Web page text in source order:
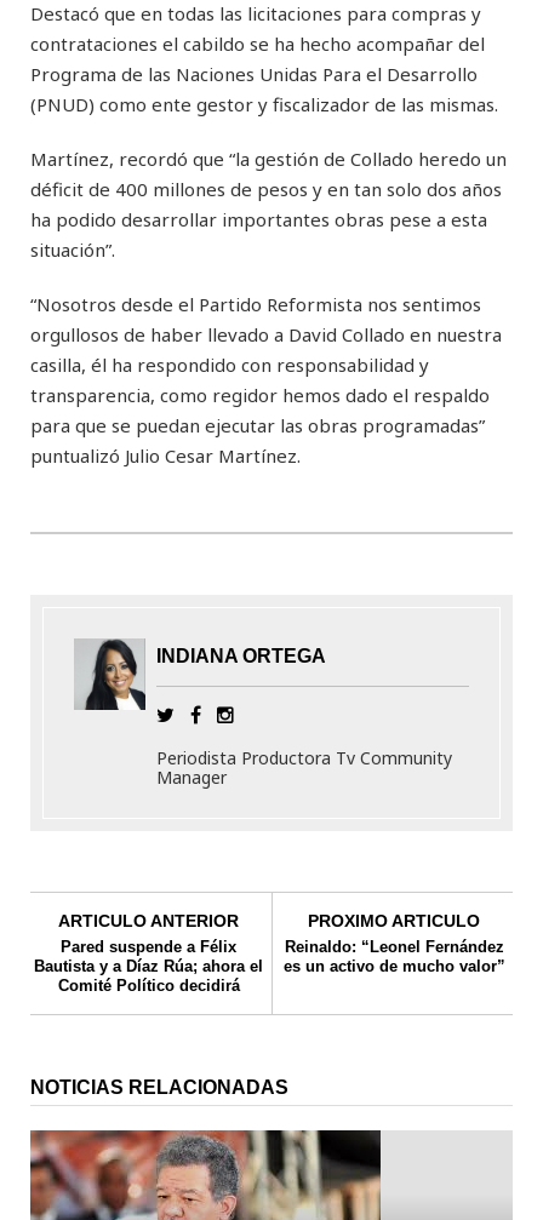
Destacó que en todas las licitaciones para compras y
contrataciones el cabildo se ha hecho acompañar del
Programa de las Naciones Unidas Para el Desarrollo
(PNUD) como ente gestor y fiscalizador de las mismas.
Martínez, recordó que “la gestión de Collado heredo un
déficit de 400 millones de pesos y en tan solo dos años
ha podido desarrollar importantes obras pese a esta
situación”.
“Nosotros desde el Partido Reformista nos sentimos
orgullosos de haber llevado a David Collado en nuestra
casilla, él ha respondido con responsabilidad y
transparencia, como regidor hemos dado el respaldo
para que se puedan ejecutar las obras programadas”
puntualizó Julio Cesar Martínez.
INDIANA ORTEGA
Periodista Productora Tv Community
Manager
ARTICULO ANTERIOR
Pared suspende a Félix
Bautista y a Díaz Rúa; ahora el
Comité Político decidirá
PROXIMO ARTICULO
Reinaldo: “Leonel Fernández
es un activo de mucho valor”
NOTICIAS RELACIONADAS